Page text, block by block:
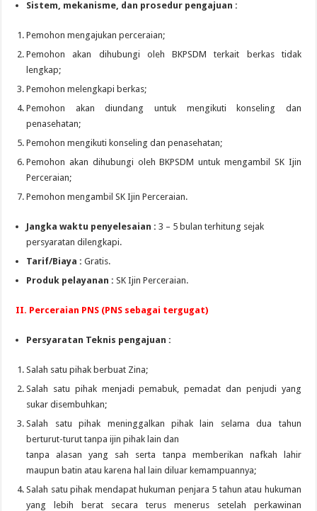
Sistem, mekanisme, dan prosedur pengajuan :
Pemohon mengajukan perceraian;
Pemohon akan dihubungi oleh BKPSDM terkait berkas tidak
lengkap;
Pemohon melengkapi berkas;
Pemohon akan diundang untuk mengikuti konseling dan
penasehatan;
Pemohon mengikuti konseling dan penasehatan;
Pemohon akan dihubungi oleh BKPSDM untuk mengambil SK Ijin
Perceraian;
Pemohon mengambil SK Ijin Perceraian.
Jangka waktu penyelesaian :3 – 5 bulan terhitung sejak
persyaratan dilengkapi.
Tarif/Biaya :Gratis.
Produk pelayanan :SK Ijin Perceraian.
II. Perceraian PNS (PNS sebagai tergugat)
Persyaratan Teknis pengajuan :
Salah satu pihak berbuat Zina;
Salah satu pihak menjadi pemabuk, pemadat dan penjudi yang
sukar disembuhkan;
Salah satu pihak meninggalkan pihak lain selama dua tahun
berturut-turut tanpa ijin pihak lain dan
tanpa alasan yang sah serta tanpa memberikan nafkah lahir
maupun batin atau karena hal lain diluar kemampuannya;
Salah satu pihak mendapat hukuman penjara 5 tahun atau hukuman
yang lebih berat secara terus menerus setelah perkawinan